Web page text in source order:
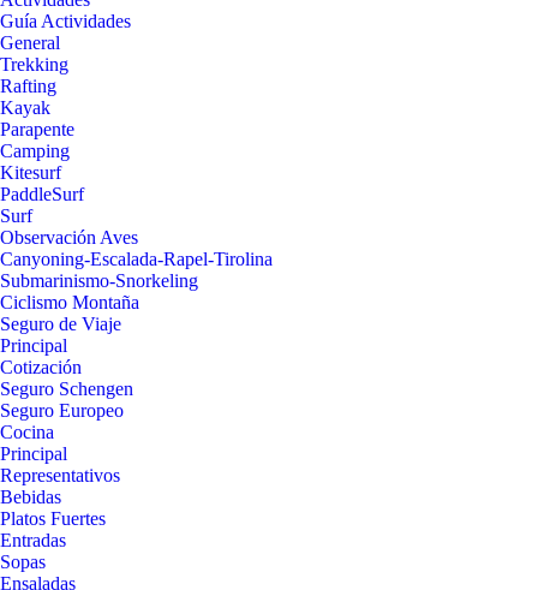
Guía Actividades
General
Trekking
Rafting
Kayak
Parapente
Camping
Kitesurf
PaddleSurf
Surf
Observación Aves
Canyoning-Escalada-Rapel-Tirolina
Submarinismo-Snorkeling
Ciclismo Montaña
Seguro de Viaje
Principal
Cotización
Seguro Schengen
Seguro Europeo
Cocina
Principal
Representativos
Bebidas
Platos Fuertes
Entradas
Sopas
Ensaladas